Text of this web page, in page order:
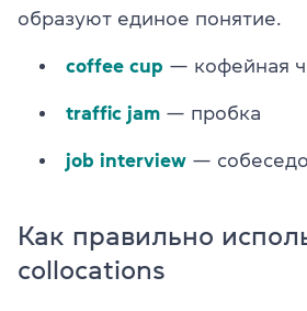
образуют единое понятие.
coffee cup — кофейная
traffic jam — пробка
job interview —
Как правильно
collocations